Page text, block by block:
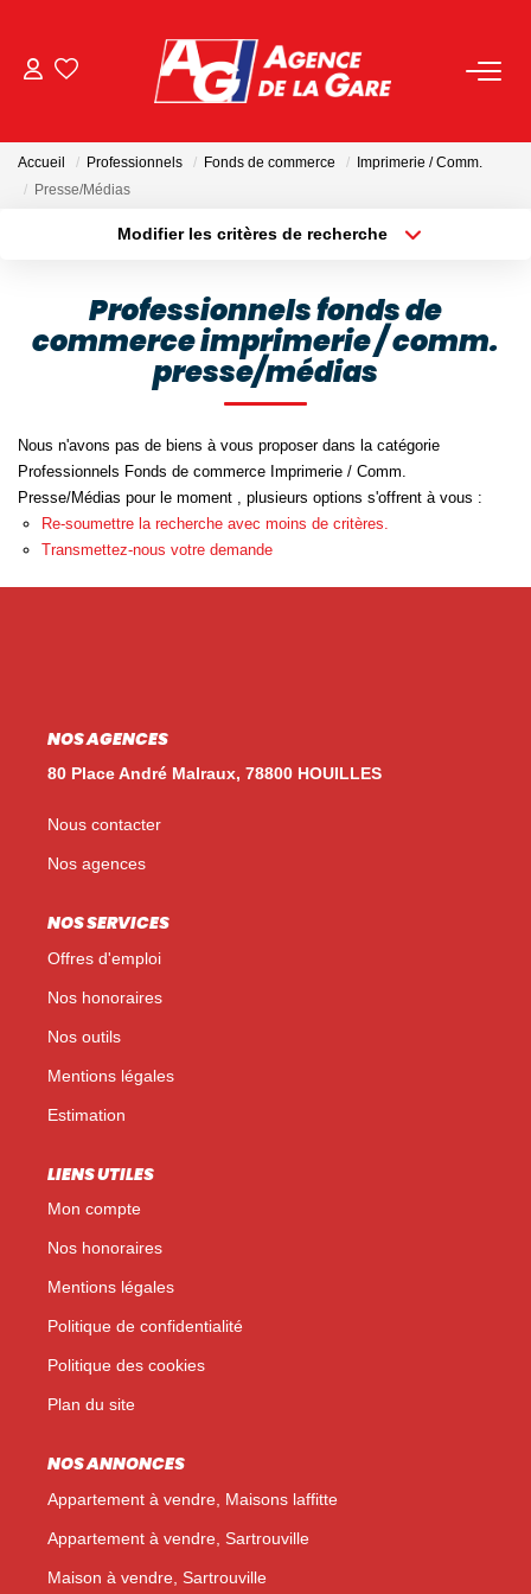
BIENS VENDUS
NOS AGENCES
Toutes Les Agences
Nous Rejoindre
Nos Témoignages
Accueil Professionnels Fonds de commerce
Imprimerie / Comm.
Presse/Médias
Modifier les critères de recherche
Surface min Budget max
Plus de critères Créer une alerte
Professionnels fonds de
commerce imprimerie / comm.
presse/médias
Nous n'avons pas de biens à vous proposer dans la catégorie
Professionnels Fonds de commerce Imprimerie / Comm.
Presse/Médias pour le moment , plusieurs options s'offrent à vous :
Re-soumettre la recherche avec moins de critères.
Transmettez-nous votre demande
NOS AGENCES
80 Place André Malraux, 78800 HOUILLES
Nous contacter
Nos agences
NOS SERVICES
Offres d'emploi
Nos honoraires
Nos outils
Mentions légales
Estimation
LIENS UTILES
Mon compte
Nos honoraires
Mentions légales
Politique de confidentialité
Politique des cookies
Plan du site
NOS ANNONCES
Appartement à vendre, Maisons laffitte
Appartement à vendre, Sartrouville
Maison à vendre, Sartrouville